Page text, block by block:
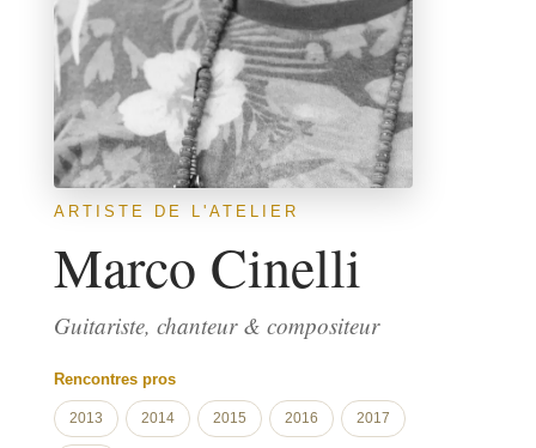
ARTISTE DE L'ATELIER
Marco Cinelli
Guitariste, chanteur & compositeur
Rencontres pros
2013 2014 2015 2016 2017